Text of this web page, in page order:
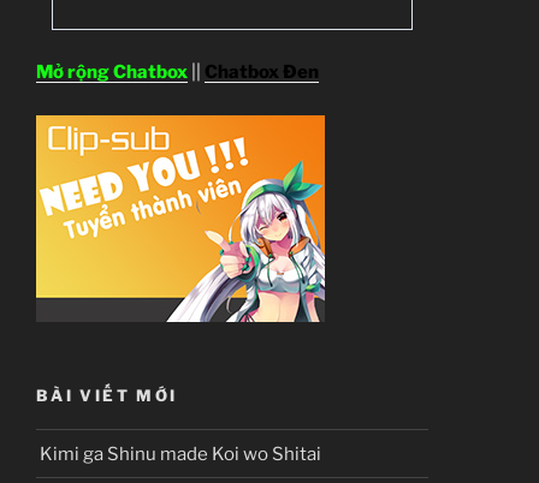
Mở rộng Chatbox Chatbox Đen
BÀI VIẾT MỚI
Kimi ga Shinu made Koi wo Shitai